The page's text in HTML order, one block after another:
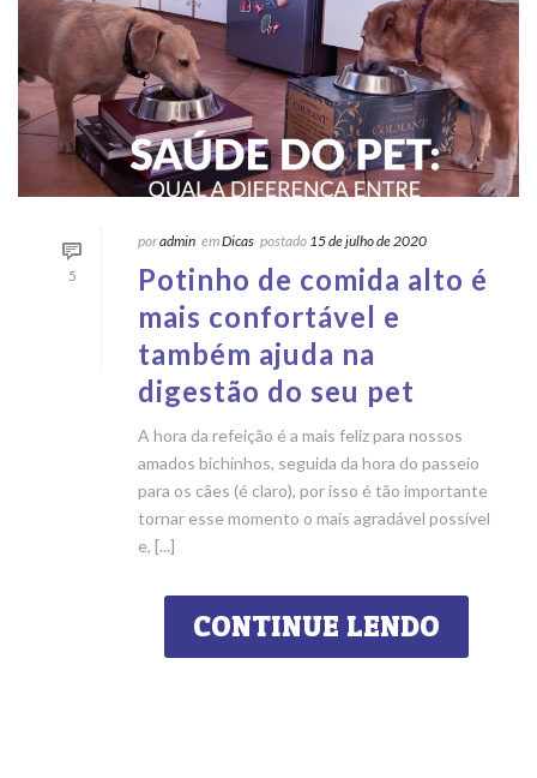
5
poradmin emDicas postado 15 de julho de 2020
Potinho de comida alto é
mais confortável e
também ajuda na
digestão do seu pet
A hora da refeição é a mais feliz para nossos
amados bichinhos, seguida da hora do passeio
para os cães (é claro), por isso é tão importante
tornar esse momento o mais agradável possível
e, [...]
CONTINUE LENDO